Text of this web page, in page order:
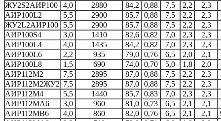
ЖУ2S2АИР100
4,0 2880 84,2 0,88 7,5 2,2
2,3
АИР100L2
5,5 2900 85,7 0,88 7,5 2,2 2,3
ЖУ2L2АИР100
5,5 2900 85,7 0,88 7,5 2,2 2,3
АИР100S4
3,0 1410 82,6 0,82 7,0 2,3
2,3
АИР100L4
4,0 1435 84,2 0,82 7,0 2,3
2,3
АИР100L6
2,2 935 79,0 0,76 6,5 2,0
2,1
АИР100L8
1,5 690 74,0 0,70 5,0 1,8
2,0
АИР112M2
7,5 2895 87,0 0,88 7,5 2,2 2,3
АИР112М2ЖУ2 7,5 2895 87,0 0,88 7,5 2,2 2,3
АИР112М4
5,5 1440 85,7 0,83 7,0 2,3 2,3
АИР112MA6
3,0 960 81,0 0,73 6,5 2,1
2,1
АИР112MB6
4,0 860 82,0 0,76 6,5 2,1 2,1